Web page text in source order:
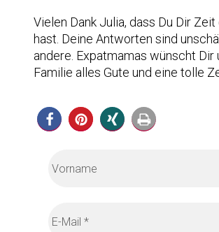
Vielen Dank Julia, dass Du Dir
hast. Deine Antworten sind
andere. Expatmamas wünscht Dir
Familie alles Gute und eine tolle